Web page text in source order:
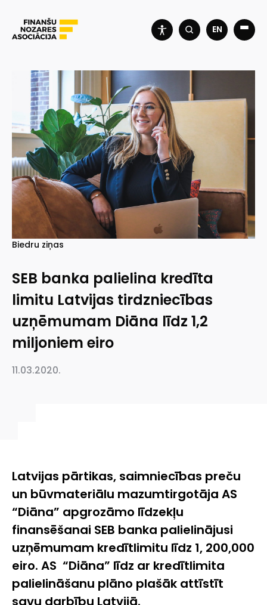
EN
Biedru ziņas
SEB banka palielina kredīta
limitu Latvijas tirdzniecības
uzņēmumam Diāna līdz 1,2
miljoniem eiro
11.03.2020.
Latvijas pārtikas, saimniecības preču
un būvmateriālu mazumtirgotāja AS
“Diāna” apgrozāmo līdzekļu
finansēšanai SEB banka palielinājusi
uzņēmumam kredītlimitu līdz 1, 200,000
eiro. AS “Diāna” līdz ar kredītlimita
palielināšanu plāno plašāk attīstīt
savu darbību Latvijā.